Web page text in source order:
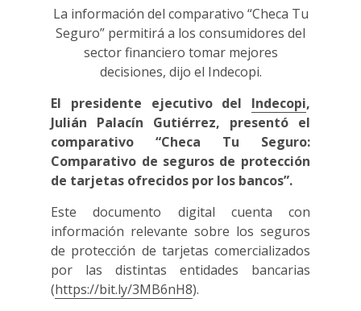
La información del comparativo “Checa Tu
Seguro” permitirá a los consumidores del
sector financiero tomar mejores
decisiones, dijo el Indecopi.
El presidente ejecutivo del Indecopi,
Julián Palacín Gutiérrez, presentó el
comparativo “Checa Tu Seguro:
Comparativo de seguros de protección
de tarjetas ofrecidos por los bancos”.
Este documento digital cuenta con
información relevante sobre los seguros
de protección de tarjetas comercializados
por las distintas entidades bancarias
(https://bit.ly/3MB6nH8).